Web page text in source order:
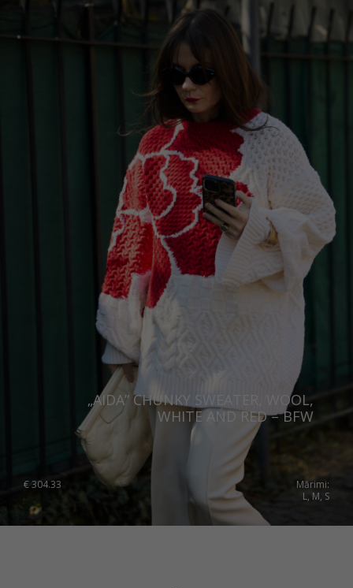
„AIDA” CHUNKY SWEATER, WOOL,
WHITE AND RED – BFW
€304.33
Mărimi:
L, M, S